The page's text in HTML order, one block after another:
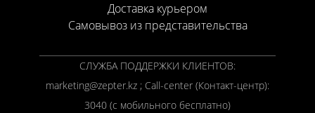
Доставка курьером
Самовывоз из представительства
СЛУЖБА ПОДДЕРЖКИ КЛИЕНТОВ:
marketing@zepter.kz ; Call-center (Контакт-центр):
3040 (с мобильного бесплатно)